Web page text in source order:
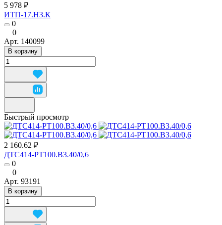
5 978 ₽
ИТП-17.Н3.К
0
0
Арт. 140099
В корзину
Быстрый просмотр
2 160.62 ₽
ДТС414-РТ100.В3.40/0,6
0
0
Арт. 93191
В корзину